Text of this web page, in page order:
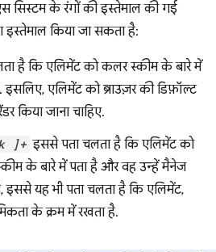
सिस्टम के रंगों की इस्तेमाल की गई
किया जा सकता है:
है कि एलिमेंट को कलर स्कीम के बारे में
इसलिए, एलिमेंट को ब्राउज़र की डिफ़ॉल्ट
किया जाना चाहिए.
]+ इससे पता चलता है कि एलिमेंट को
के बारे में पता है और वह उन्हें मैनेज
इससे यह भी पता चलता है कि एलिमेंट,
के क्रम में रखता है.